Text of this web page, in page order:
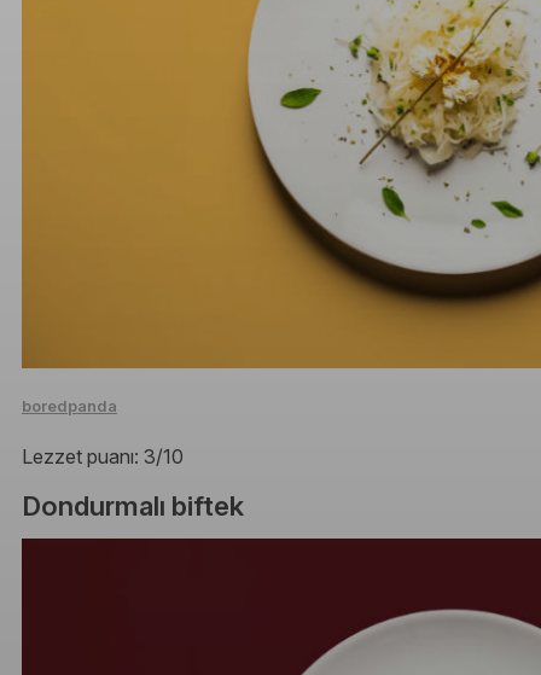
boredpanda
Lezzet puanı: 3/10
Dondurmalı biftek